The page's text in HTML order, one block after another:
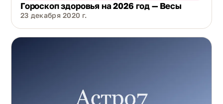
Гороскоп здоровья на 2026 год — Весы
23 декабря 2020 г.